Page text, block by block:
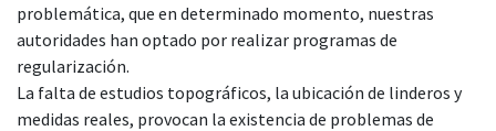
problemática, que en determinado momento, nuestras
autoridades han optado por realizar programas de
regularización.
La falta de estudios topográficos, la ubicación de linderos y
medidas reales, provocan la existencia de problemas de